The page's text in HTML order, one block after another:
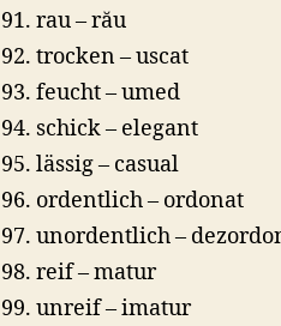
rau – rău
trocken – uscat
feucht – umed
schick – elegant
lässig – casual
ordentlich – ordonat
unordentlich –
reif – matur
unreif – imatur